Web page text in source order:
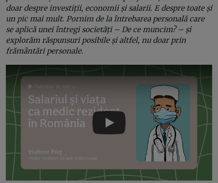
doar despre investiții, economii și salarii. E despre toate și
un pic mai mult. Pornim de la întrebarea personală care
se aplică unei întregi societăți – De ce muncim? – și
explorăm răspunsuri posibile și altfel, nu doar prin
frământări personale.
Play